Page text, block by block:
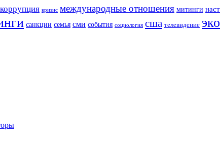
коррупция кризис международные отношения митинги
санкции семья сми события социология сша телевидение